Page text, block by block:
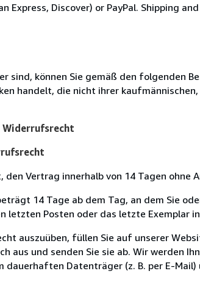
Express, Discover) or PayPal. Shipping
sind, können Sie gemäß den folgenden
handelt, die nicht ihrer
den Vertrag innerhalb von 14 Tagen ohne
14 Tage ab dem Tag, an dem Sie
letzten Posten oder das letzte Exemplar
auszuüben, füllen Sie auf unserer
aus und senden Sie sie ab. Wir werden
dauerhaften Datenträger (z. B. per E-